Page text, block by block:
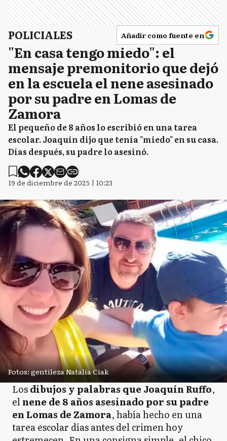
POLICIALES Añadir como fuente en
"En casa tengo miedo": el
mensaje premonitorio que dejó
en la escuela el nene asesinado
por su padre en Lomas de
Zamora
El pequeño de 8 años lo escribió en una tarea
escolar. Joaquín dijo que tenía "miedo" en su casa.
Días después, su padre lo asesinó.
19 de diciembre de 2025 | 10:23
Fotos: gentileza Natalia Ciak
Losdibujos y palabras que Joaquín Ruffo,
elnene de 8 años asesinado por su padre
en Lomas de Zamora, había hecho en una
tarea escolar días antes del crimen hoy